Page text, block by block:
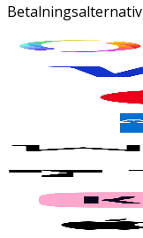
Betalningsalternativ